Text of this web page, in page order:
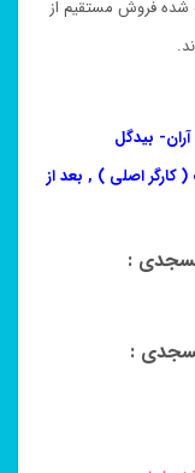
شده فروش مستقیم از
بیدگل
اصلی ) , بعد از
:
: